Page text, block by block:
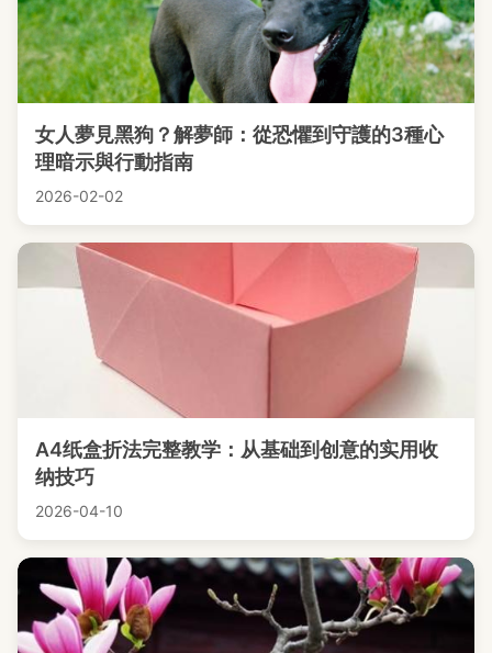
女人夢見黑狗？解夢師：從恐懼到守護的3種心
理暗示與行動指南
2026-02-02
A4纸盒折法完整教学：从基础到创意的实用收
纳技巧
2026-04-10